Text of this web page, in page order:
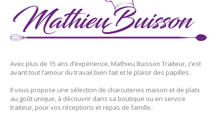
Avec plus de 15 ans d’expérience, Mathieu Buisson Traiteur, c’est
avant tout l’amour du travail bien fait et le plaisir des papilles.
Il vous propose une sélection de charcuteries maison et de plats
au goût unique, à découvrir dans sa boutique ou en service
traiteur, pour vos réceptions et repas de famille..